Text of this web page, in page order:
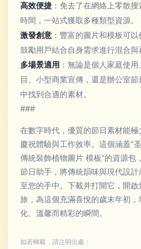
高效便捷 ：免去了在網絡上零散
時間，一站式獲取多種類型資源。
激發創意 ：豐富的圖片和模板可以
鼓勵用戶結合自身需求進行混合與
多場景適用 ：無論是個人家庭使
目、小型商業宣傳，還是辦公室
中找到合適的素材。
###
在數字時代，優質的節日素材能
慶祝體驗與工作效率。這個涵蓋“
傳統裝飾植物圖片 模板”的資源包
節日助手，將傳統韻味與現代設
至您的手中。下載并打開它，開啟
旅，為這個充滿喜悅的歲末年初，
化、溫馨而精彩的瞬間。
如若轉載，請注明出處：